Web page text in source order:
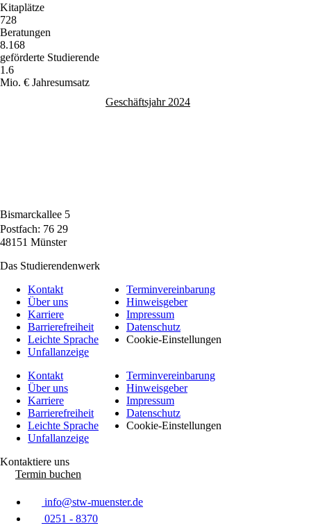
Kitaplätze
728
Beratungen
8.168
geförderte Studierende
1.6
Mio. € Jahresumsatz
Geschäftsjahr 2024
Bismarckallee 5
Postfach: 76 29
48151 Münster
Das Studierendenwerk
Kontakt
Über uns
Karriere
Barrierefreiheit
Leichte Sprache
Unfallanzeige
Terminvereinbarung
Hinweisgeber
Impressum
Datenschutz
Cookie-Einstellungen
Kontakt
Über uns
Karriere
Barrierefreiheit
Leichte Sprache
Unfallanzeige
Terminvereinbarung
Hinweisgeber
Impressum
Datenschutz
Cookie-Einstellungen
Kontaktiere uns
Termin buchen
info@stw-muenster.de
0251 - 8370